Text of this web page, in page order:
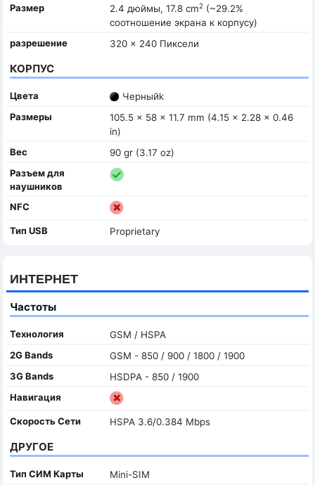
Размер 2.4 дюймы, 17.8 cm2(~29.2%
соотношение экрана к корпусу)
разрешение
320 x 240 Пиксели
КОРПУС
Цвета
Черныйk
Размеры
105.5 x 58 x 11.7 mm (4.15 x 2.28 x 0.46
in)
Вес
90 gr (3.17 oz)
Разъем для
наушников
NFC
Тип USB Proprietary
ИНТЕРНЕТ
Частоты
Технология
GSM / HSPA
2G Bands
GSM - 850 / 900 / 1800 / 1900
3G Bands
HSDPA - 850 / 1900
Навигация
Скорость Сети HSPA 3.6/0.384 Mbps
ДРУГОЕ
Тип СИМ Карты Mini-SIM